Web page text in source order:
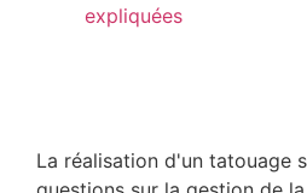
La réalisation d'un tatouage
expliquées